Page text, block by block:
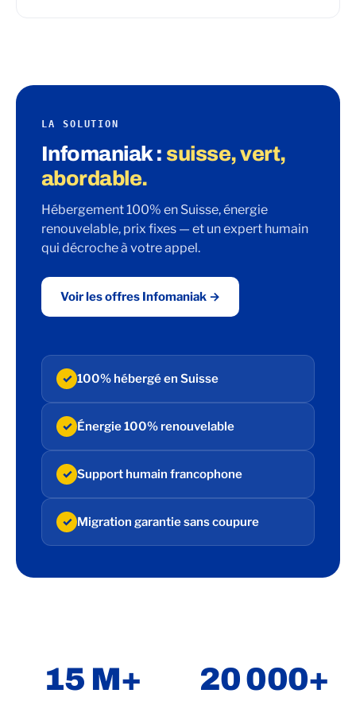
LA SOLUTION
Infomaniak : suisse, vert,
abordable.
Hébergement 100% en Suisse, énergie
renouvelable, prix fixes — et un expert humain
qui décroche à votre appel.
Voir les offres Infomaniak →
✓ 100% hébergé en Suisse
✓ Énergie 100% renouvelable
✓ Support humain francophone
✓ Migration garantie sans coupure
15 M+ 20 000+